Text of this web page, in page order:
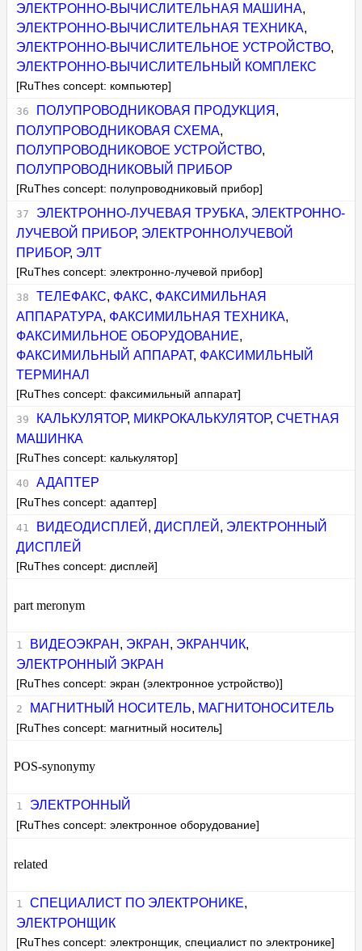
ЭЛЕКТРОННО-ВЫЧИСЛИТЕЛЬНАЯ МАШИНА,
ЭЛЕКТРОННО-ВЫЧИСЛИТЕЛЬНАЯ ТЕХНИКА,
ЭЛЕКТРОННО-ВЫЧИСЛИТЕЛЬНОЕ УСТРОЙСТВО,
ЭЛЕКТРОННО-ВЫЧИСЛИТЕЛЬНЫЙ КОМПЛЕКС
[RuThes concept: компьютер]
ПОЛУПРОВОДНИКОВАЯ ПРОДУКЦИЯ ,
ПОЛУПРОВОДНИКОВАЯ СХЕМА,
ПОЛУПРОВОДНИКОВОЕ УСТРОЙСТВО,
ПОЛУПРОВОДНИКОВЫЙ ПРИБОР
[RuThes concept: полупроводниковый прибор]
ЭЛЕКТРОННО-ЛУЧЕВАЯ ТРУБКА, ЭЛЕКТРОННО-
ЛУЧЕВОЙ ПРИБОР, ЭЛЕКТРОННОЛУЧЕВОЙ
ПРИБОР, ЭЛТ
[RuThes concept: электронно-лучевой прибор]
ТЕЛЕФАКС, ФАКС, ФАКСИМИЛЬНАЯ
АППАРАТУРА, ФАКСИМИЛЬНАЯ ТЕХНИКА,
ФАКСИМИЛЬНОЕ ОБОРУДОВАНИЕ,
ФАКСИМИЛЬНЫЙ АППАРАТ, ФАКСИМИЛЬНЫЙ
ТЕРМИНАЛ
[RuThes concept: факсимильный аппарат]
КАЛЬКУЛЯТОР, МИКРОКАЛЬКУЛЯТОР, СЧЕТНАЯ
МАШИНКА
[RuThes concept: калькулятор]
АДАПТЕР
[RuThes concept: адаптер]
ВИДЕОДИСПЛЕЙ , ДИСПЛЕЙ , ЭЛЕКТРОННЫЙ
ДИСПЛЕЙ
[RuThes concept: дисплей]
part meronym
ВИДЕОЭКРАН , ЭКРАН , ЭКРАНЧИК,
ЭЛЕКТРОННЫЙ ЭКРАН
[RuThes concept: экран (электронное устройство)]
МАГНИТНЫЙ НОСИТЕЛЬ, МАГНИТОНОСИТЕЛЬ
[RuThes concept: магнитный носитель]
POS-synonymy
ЭЛЕКТРОННЫЙ
[RuThes concept: электронное оборудование]
related
СПЕЦИАЛИСТ ПО ЭЛЕКТРОНИКЕ,
ЭЛЕКТРОНЩИК
[RuThes concept: электронщик, специалист по электронике]